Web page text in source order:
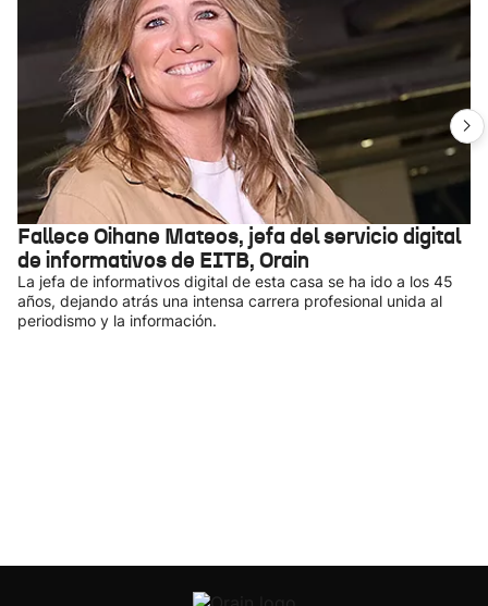
Fallece Oihane Mateos, jefa del servicio digital
de informativos de EITB, Orain
La jefa de informativos digital de esta casa se ha ido a los 45
años, dejando atrás una intensa carrera profesional unida al
periodismo y la información.